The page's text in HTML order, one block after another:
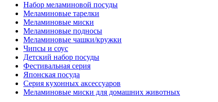
Набор меламиновой посуды
Меламиновые тарелки
Меламиновые миски
Меламиновые подносы
Меламиновые чашки/кружки
Чипсы и соус
Детский набор посуды
Фестивальная серия
Японская посуда
Серия кухонных аксессуаров
Меламиновые миски для домашних животных